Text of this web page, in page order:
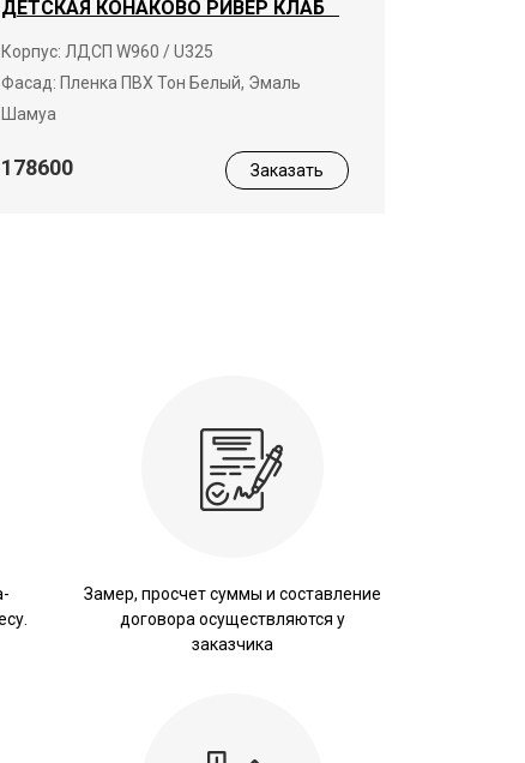
ДЕТСКАЯ КОНАКОВО РИВЕР КЛАБ
Корпус: ЛДСП W960 / U325
Фасад: Пленка ПВХ Тон Белый, Эмаль
Шамуа
178600 Заказать
Замер, просчет суммы и составление
договора осуществляются у
заказчика